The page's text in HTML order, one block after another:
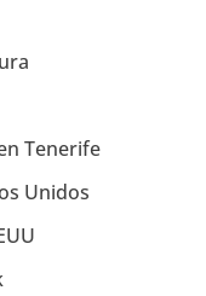
Tenerife
Unidos